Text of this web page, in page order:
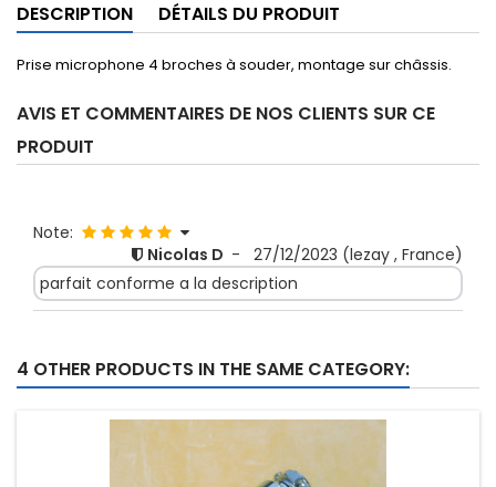
DESCRIPTION DÉTAILS DU PRODUIT
Prise microphone 4 broches à souder, montage sur châssis.
AVIS ET COMMENTAIRES DE NOS CLIENTS SUR CE
PRODUIT
Note:
Nicolas D - 27/12/2023 (lezay , France)
parfait conforme a la description
4 OTHER PRODUCTS IN THE SAME CATEGORY: